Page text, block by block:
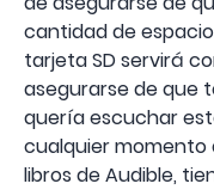
cantidad de
tarjeta SD servirá
asegurarse de que
quería escuchar
cualquier momento
libros de Audible,